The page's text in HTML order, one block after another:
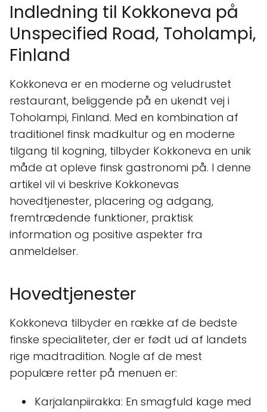
Indledning til Kokkoneva på
Unspecified Road, Toholampi,
Finland
Kokkoneva er en moderne og veludrustet
restaurant, beliggende på en ukendt vej i
Toholampi, Finland. Med en kombination af
traditionel finsk madkultur og en moderne
tilgang til kogning, tilbyder Kokkoneva en unik
måde at opleve finsk gastronomi på. I denne
artikel vil vi beskrive Kokkonevas
hovedtjenester, placering og adgang,
fremtrædende funktioner, praktisk
information og positive aspekter fra
anmeldelser.
Hovedtjenester
Kokkoneva tilbyder en række af de bedste
finske specialiteter, der er født ud af landets
rige madtradition. Nogle af de mest
populære retter på menuen er:
Karjalanpiirakka: En smagfuld kage med